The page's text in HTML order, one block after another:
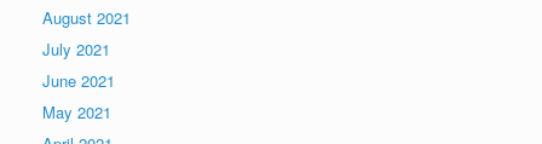
August 2021
July 2021
June 2021
May 2021